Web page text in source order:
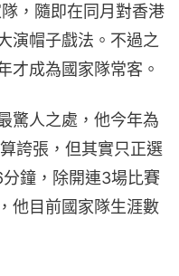
，隨即在同月對香港
演帽子戲法。不過之
才成為國家隊常客。
驚人之處，他今年為
誇張，但其實只正選
鐘，除開連3場比賽
他目前國家隊生涯數